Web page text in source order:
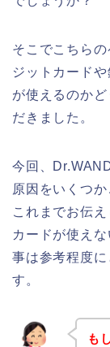
そこでこちら
ジットカード
が使えるのか
だきました。
今回、
原因をいくつ
これまでお伝
カードが使え
事は参考程度
す。
も